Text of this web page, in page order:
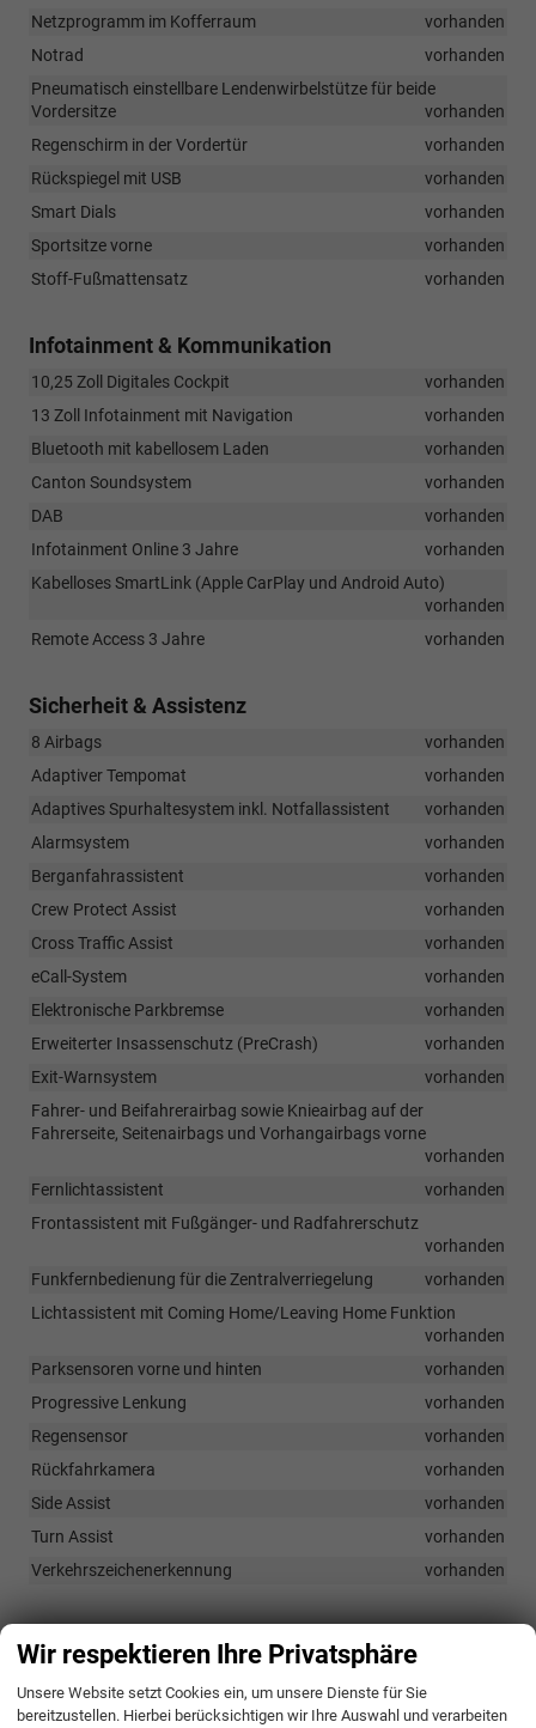
Netzprogramm im Kofferraum
vorhanden
Notrad
vorhanden
Pneumatisch einstellbare Lendenwirbelstütze für beide
Vordersitze
vorhanden
Regenschirm in der Vordertür
vorhanden
Rückspiegel mit USB
vorhanden
Smart Dials
vorhanden
Sportsitze vorne
vorhanden
Stoff-Fußmattensatz
vorhanden
Infotainment & Kommunikation
10,25 Zoll Digitales Cockpit
vorhanden
13 Zoll Infotainment mit Navigation
vorhanden
Bluetooth mit kabellosem Laden
vorhanden
Canton Soundsystem
vorhanden
DAB
vorhanden
Infotainment Online 3 Jahre
vorhanden
Kabelloses SmartLink (Apple CarPlay und Android Auto)
vorhanden
Remote Access 3 Jahre
vorhanden
Sicherheit & Assistenz
8 Airbags
vorhanden
Adaptiver Tempomat
vorhanden
Adaptives Spurhaltesystem inkl. Notfallassistent
vorhanden
Alarmsystem
vorhanden
Berganfahrassistent
vorhanden
Crew Protect Assist
vorhanden
Cross Traffic Assist
vorhanden
eCall-System
vorhanden
Elektronische Parkbremse
vorhanden
Erweiterter Insassenschutz (PreCrash)
vorhanden
Exit-Warnsystem
vorhanden
Fahrer- und Beifahrerairbag sowie Knieairbag auf der
Fahrerseite, Seitenairbags und Vorhangairbags vorne
vorhanden
Fernlichtassistent
vorhanden
Frontassistent mit Fußgänger- und Radfahrerschutz
vorhanden
Funkfernbedienung für die Zentralverriegelung
vorhanden
Lichtassistent mit Coming Home/Leaving Home Funktion
vorhanden
Parksensoren vorne und hinten
vorhanden
Progressive Lenkung
vorhanden
Regensensor
vorhanden
Rückfahrkamera
vorhanden
Side Assist
vorhanden
Turn Assist
vorhanden
Verkehrszeichenerkennung
vorhanden
Außen
Anhängervorbereitung
Dynamische Fahrwerksregelung (DCC Plus)
vorhanden
Wir respektieren Ihre Privatsphäre
Unsere Website setzt Cookies ein, um unsere Dienste für Sie
bereitzustellen. Hierbei berücksichtigen wir Ihre Auswahl und verarbeiten